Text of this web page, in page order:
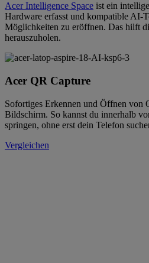
Acer Intelligence Space ist ein
Hardware erfasst und kompatible AI-
Möglichkeiten zu eröffnen. Das hilft
herauszuholen.
Acer QR Capture
Sofortiges Erkennen und Öffnen von
Bildschirm. So kannst du innerhalb
springen, ohne erst dein Telefon
Vergleichen